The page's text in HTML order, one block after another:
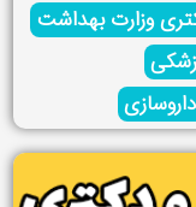
وزارت بهداشت